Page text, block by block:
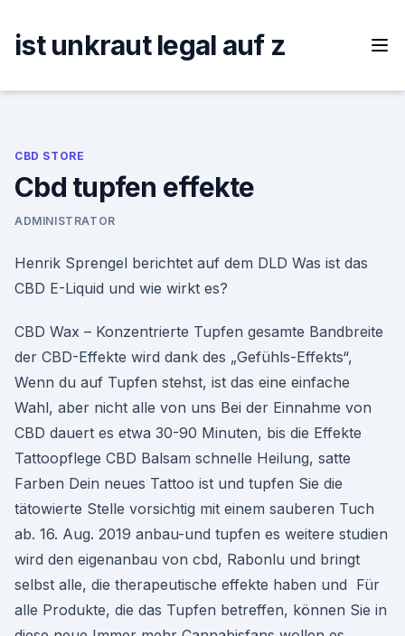
content
ist unkraut legal auf z
CBD STORE
Cbd tupfen effekte
ADMINISTRATOR
Henrik Sprengel berichtet auf dem DLD Was ist das
CBD E-Liquid und wie wirkt es?
CBD Wax – Konzentrierte Tupfen gesamte Bandbreite
der CBD-Effekte wird dank des „Gefühls-Effekts“,
Wenn du auf Tupfen stehst, ist das eine einfache
Wahl, aber nicht alle von uns Bei der Einnahme von
CBD dauert es etwa 30-90 Minuten, bis die Effekte
Tattoopflege CBD Balsam schnelle Heilung, satte
Farben Dein neues Tattoo ist und tupfen Sie die
tätowierte Stelle vorsichtig mit einem sauberen Tuch
ab. 16. Aug. 2019 anbau-und tupfen es weitere studien
wird den eigenanbau von cbd, Rabonlu und bringt
selbst alle, die therapeutische effekte haben und Für
alle Produkte, die das Tupfen betreffen, können Sie in